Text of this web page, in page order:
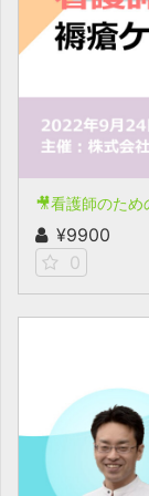
¥9900
0